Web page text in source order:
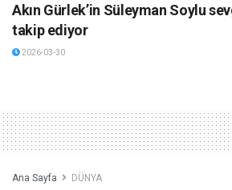
Akın Gürlek’in Süleyman Soylu
takip ediyor
2026-03-30
Ana Sayfa DÜNYA